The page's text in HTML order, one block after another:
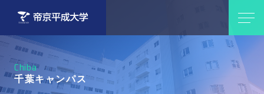
Chiba
千葉キャンパス